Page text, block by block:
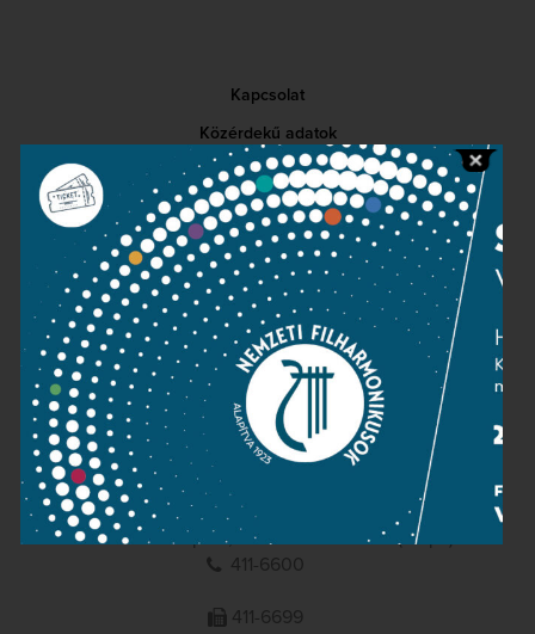
Kapcsolat
Közérdekű adatok
Sajtószoba
Adatvédelem
Impresszum
NEMZETI
FILHARMONIKUSOK
1095 Budapest, Komor Marcell u. 1. (Müpa)
411-6600
411-6699